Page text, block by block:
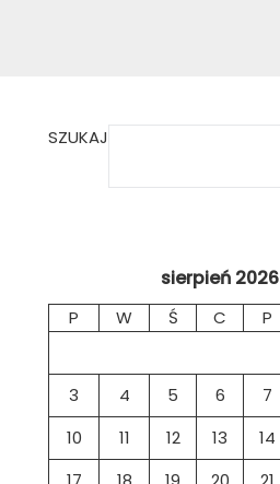
SZUKAJ
sierpień 2026
P W Ś C P
3
4 5 6 7
10
11 12 13 14